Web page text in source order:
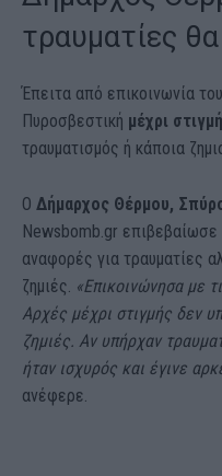
τραυματίες
Έπειτα από επικοινωνία
Πυροσβεστική μέχρι
τραυματισμός ή κάποια
Ο Δήμαρχος Θέρμου,
Newsbomb.gr
αναφορές για τραυματίες
ζημιές. «Επικοινώνησα με
Αρχές μέχρι στιγμής δεν
ζημιές. Αν υπήρχαν
ήταν ισχυρός και έγινε
ανέφερε.